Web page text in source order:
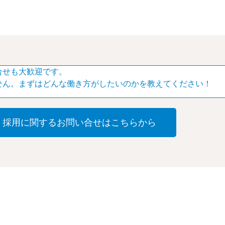
も大歓迎です。
。まずはどんな働き方がしたいのかを教えてください！
採用に関するお問い合せはこちらから